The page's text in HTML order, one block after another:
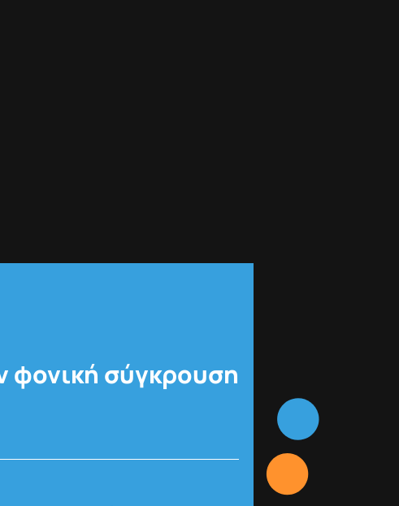
φονική σύγκρουση